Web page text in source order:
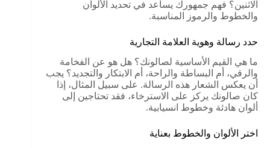
الاثنين؟ فهم جمهورك يساعد في تحديد الألوان
والخطوط والرموز المناسبة.
حدد رسالة وهوية العلامة التجارية
ما هي القيم الأساسية لصالونك؟ هل هو عن الفخامة
والرقي، أم البساطة والراحة، أم الابتكار والتجديد؟ يجب
أن يعكس الشعار هذه الرسالة. على سبيل المثال، إذا
كان صالونك يركز على الاسترخاء، فقد تحتاجين إلى
ألوان هادئة وخطوط انسيابية.
اختر الألوان والخطوط بعناية